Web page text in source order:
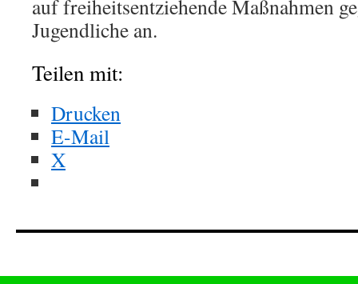
auf freiheitsentziehende Maßnahmen
Jugendliche an.
Teilen mit:
Drucken
E-Mail
X